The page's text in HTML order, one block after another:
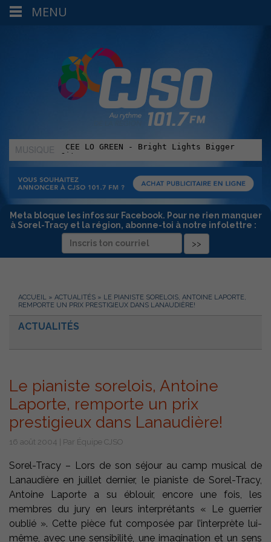
MUSIQUE
:
Meta bloque les infos sur Facebook. Pour ne rien manquer
à Sorel-Tracy et la région, abonne-toi à notre infolettre :
ACCUEIL » ACTUALITÉS » LE PIANISTE SORELOIS, ANTOINE LAPORTE,
REMPORTE UN PRIX PRESTIGIEUX DANS LANAUDIÈRE!
ACTUALITÉS
Le pianiste sorelois, Antoine
Laporte, remporte un prix
prestigieux dans Lanaudière!
16 août 2004 | Par Équipe CJSO
Sorel-Tracy – Lors de son séjour au camp musical de
Lanaudière en juillet dernier, le pianiste de Sorel-Tracy,
Antoine Laporte a su éblouir, encore une fois, les
membres du jury en leurs interprétants « Le guerrier
oublié ». Cette pièce fut composée par l’interprète lui-
même, avec une sensibilité, une imagination et un sens
MENU